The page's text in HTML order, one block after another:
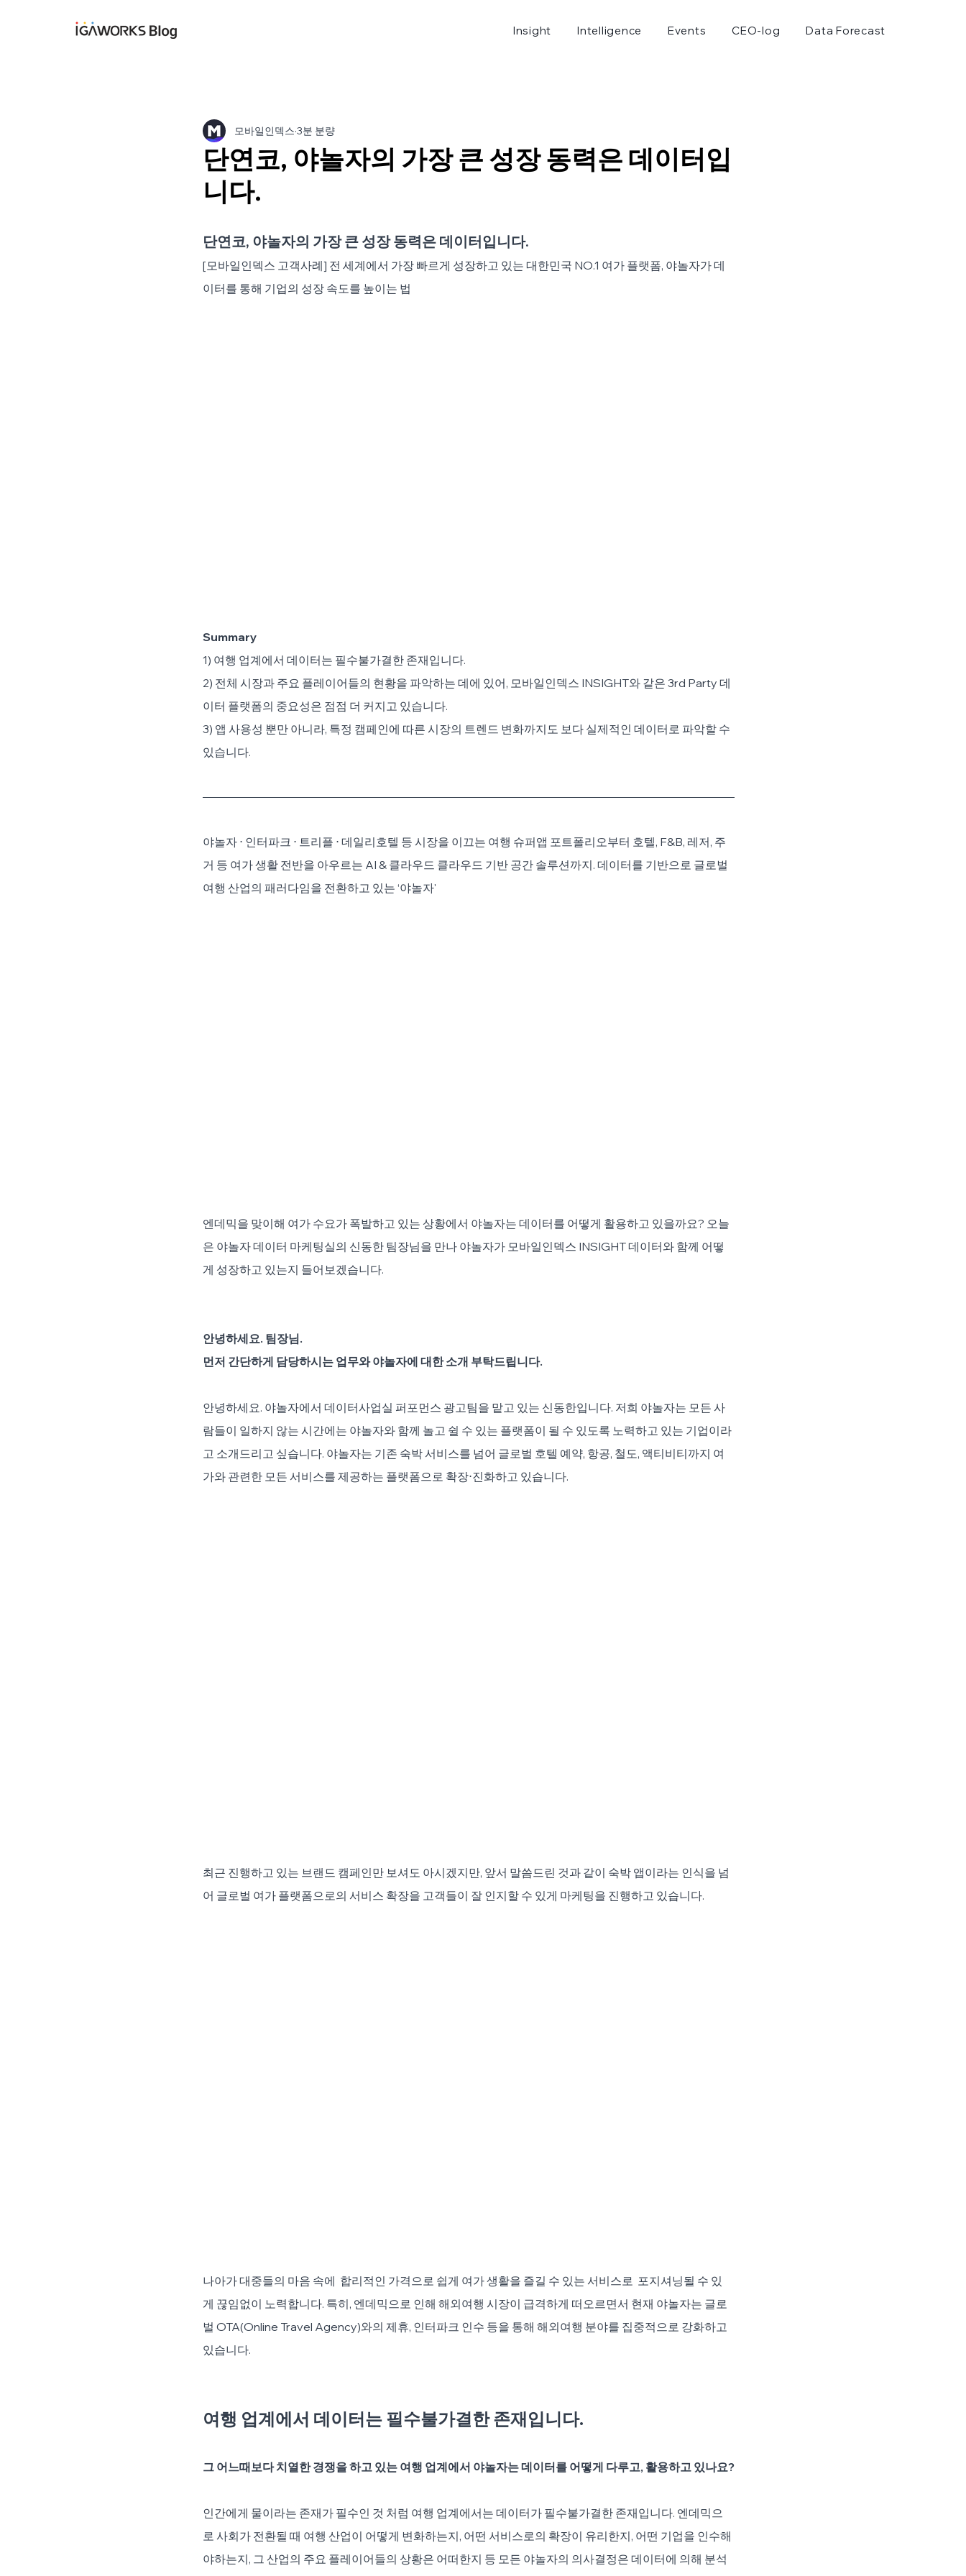
Insight Intelligence Events CEO-log Data Forecast
단연코, 야놀자의 가장 큰 성장 동력은 데이터입
니다.
모바일인덱스 3분 분량
단연코, 야놀자의 가장 큰 성장 동력은 데이터입니다.
[모바일인덱스 고객사례] 전 세계에서 가장 빠르게 성장하고 있는 대한민국 NO.1 여가 플랫폼, 야놀자가 데
이터를 통해 기업의 성장 속도를 높이는 법
Summary
1) 여행 업계에서 데이터는 필수불가결한 존재입니다.
2) 전체 시장과 주요 플레이어들의 현황을 파악하는 데에 있어, 모바일인덱스 INSIGHT와 같은 3rd Party 데
이터 플랫폼의 중요성은 점점 더 커지고 있습니다.
3) 앱 사용성 뿐만 아니라, 특정 캠페인에 따른 시장의 트렌드 변화까지도 보다 실제적인 데이터로 파악할 수
있습니다.
야놀자 ⋅ 인터파크 ⋅ 트리플 ⋅ 데일리호텔 등 시장을 이끄는 여행 슈퍼앱 포트폴리오부터 호텔, F&B, 레저, 주
거 등 여가 생활 전반을 아우르는 AI & 클라우드 클라우드 기반 공간 솔루션까지. 데이터를 기반으로 글로벌
여행 산업의 패러다임을 전환하고 있는 ‘야놀자'
엔데믹을 맞이해 여가 수요가 폭발하고 있는 상황에서 야놀자는 데이터를 어떻게 활용하고 있을까요? 오늘
은 야놀자 데이터 마케팅실의 신동한 팀장님을 만나 야놀자가 모바일인덱스 INSIGHT 데이터와 함께 어떻
게 성장하고 있는지 들어보겠습니다.
안녕하세요. 팀장님.
먼저 간단하게 담당하시는 업무와 야놀자에 대한 소개 부탁드립니다.
안녕하세요. 야놀자에서 데이터사업실 퍼포먼스 광고팀을 맡고 있는 신동한입니다. 저희 야놀자는 모든 사
람들이 일하지 않는 시간에는 야놀자와 함께 놀고 쉴 수 있는 플랫폼이 될 수 있도록 노력하고 있는 기업이라
고 소개드리고 싶습니다. 야놀자는 기존 숙박 서비스를 넘어 글로벌 호텔 예약, 항공, 철도, 액티비티까지 여
가와 관련한 모든 서비스를 제공하는 플랫폼으로 확장⋅진화하고 있습니다.
최근 진행하고 있는 브랜드 캠페인만 보셔도 아시겠지만, 앞서 말씀드린 것과 같이 숙박 앱이라는 인식을 넘
어 글로벌 여가 플랫폼으로의 서비스 확장을 고객들이 잘 인지할 수 있게 마케팅을 진행하고 있습니다.
나아가 대중들의 마음 속에  합리적인 가격으로 쉽게 여가 생활을 즐길 수 있는 서비스로  포지셔닝될 수 있
게 끊임없이 노력합니다. 특히, 엔데믹으로 인해 해외여행 시장이 급격하게 떠오르면서 현재 야놀자는 글로
벌 OTA(Online Travel Agency)와의 제휴, 인터파크 인수 등을 통해 해외여행 분야를 집중적으로 강화하고
있습니다.
여행 업계에서 데이터는 필수불가결한 존재입니다.
그 어느때보다 치열한 경쟁을 하고 있는 여행 업계에서 야놀자는 데이터를 어떻게 다루고, 활용하고 있나요?
인간에게 물이라는 존재가 필수인 것 처럼 여행 업계에서는 데이터가 필수불가결한 존재입니다. 엔데믹으
로 사회가 전환될 때 여행 산업이 어떻게 변화하는지, 어떤 서비스로의 확장이 유리한지, 어떤 기업을 인수해
야하는지, 그 산업의 주요 플레이어들의 상황은 어떠한지 등 모든 야놀자의 의사결정은 데이터에 의해 분석